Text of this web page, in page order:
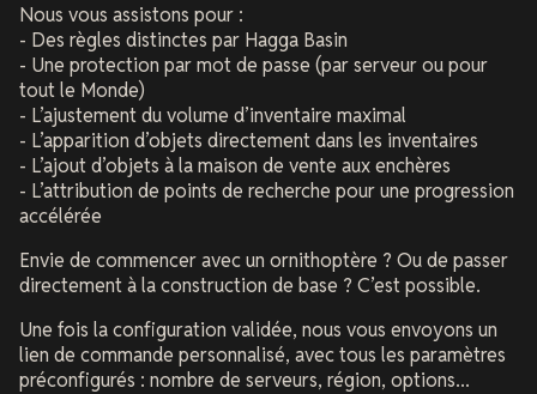
Nous vous assistons pour :
- Des règles distinctes par Hagga Basin
- Une protection par mot de passe (par serveur ou pour
tout le Monde)
- L’ajustement du volume d’inventaire maximal
- L’apparition d’objets directement dans les inventaires
- L’ajout d’objets à la maison de vente aux enchères
- L’attribution de points de recherche pour une progression
accélérée
Envie de commencer avec un ornithoptère ? Ou de passer
directement à la construction de base ? C’est possible.
Une fois la configuration validée, nous vous envoyons un
lien de commande personnalisé, avec tous les paramètres
préconfigurés : nombre de serveurs, région, options...